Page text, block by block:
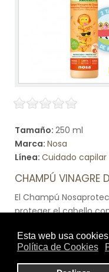
Tamaño: 250 ml
Marca: Nosa
Línea: Cuidado capilar
CHAMPÚ VINAGRE
El Champú
proteger el cabello
Dimeticona, asegura
cabello.Producto
forma